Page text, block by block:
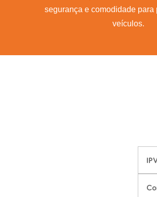
segurança e comodidade para
veículos.